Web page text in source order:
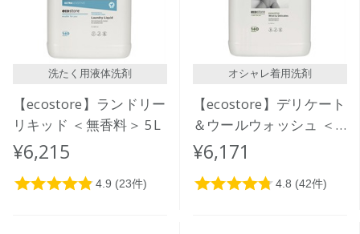
洗たく用液体洗剤
【ecostore】ランドリー
リキッド ＜無香料＞ 5L
¥6,215
オシャレ着用洗剤
【ecostore】デリケート
＆ウールウォッシュ ＜
おしゃれ着用＞ 5L
¥6,171